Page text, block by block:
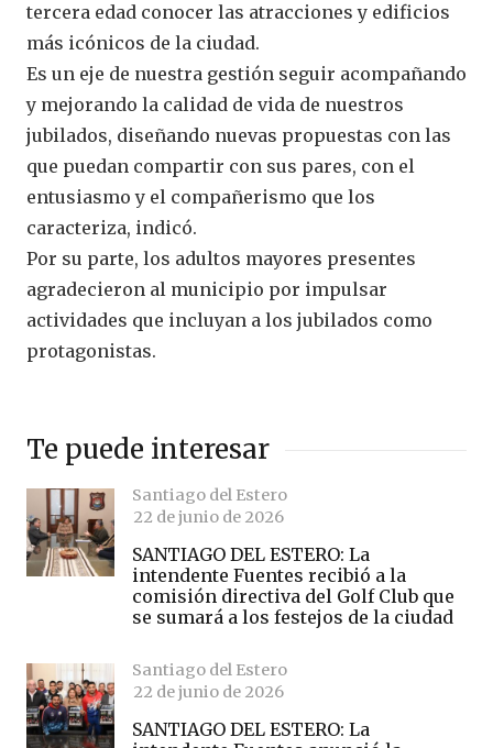
tercera edad conocer las atracciones y edificios
más icónicos de la ciudad.
Es un eje de nuestra gestión seguir acompañando
y mejorando la calidad de vida de nuestros
jubilados, diseñando nuevas propuestas con las
que puedan compartir con sus pares, con el
entusiasmo y el compañerismo que los
caracteriza, indicó.
Por su parte, los adultos mayores presentes
agradecieron al municipio por impulsar
actividades que incluyan a los jubilados como
protagonistas.
Te puede interesar
Santiago del Estero
22 de junio de 2026
SANTIAGO DEL ESTERO: La
intendente Fuentes recibió a la
comisión directiva del Golf Club que
se sumará a los festejos de la ciudad
Santiago del Estero
22 de junio de 2026
SANTIAGO DEL ESTERO: La